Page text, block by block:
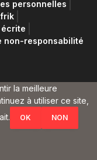
personnelles
non-responsabilité
la meilleure
à utiliser ce site,
OK NON